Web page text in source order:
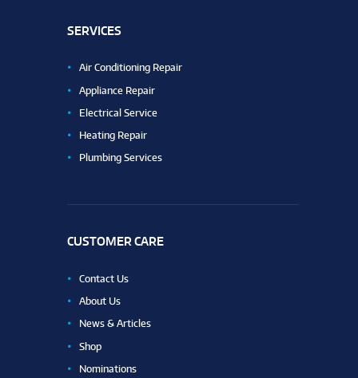
SERVICES
Air Conditioning Repair
Appliance Repair
Electrical Service
Heating Repair
Plumbing Services
CUSTOMER CARE
Contact Us
About Us
News & Articles
Shop
Nominations